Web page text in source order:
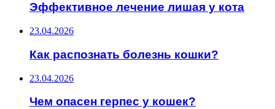
Эффективное лечение лишая у кота
23.04.2026
Как распознать болезнь кошки?
23.04.2026
Чем опасен герпес у кошек?